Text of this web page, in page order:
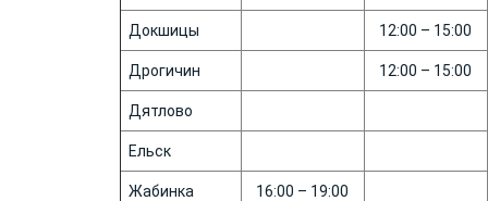
Докшицы 12:00 – 15:00
Дрогичин 12:00 – 15:00
Дятлово
Ельск
Жабинка 16:00 – 19:00